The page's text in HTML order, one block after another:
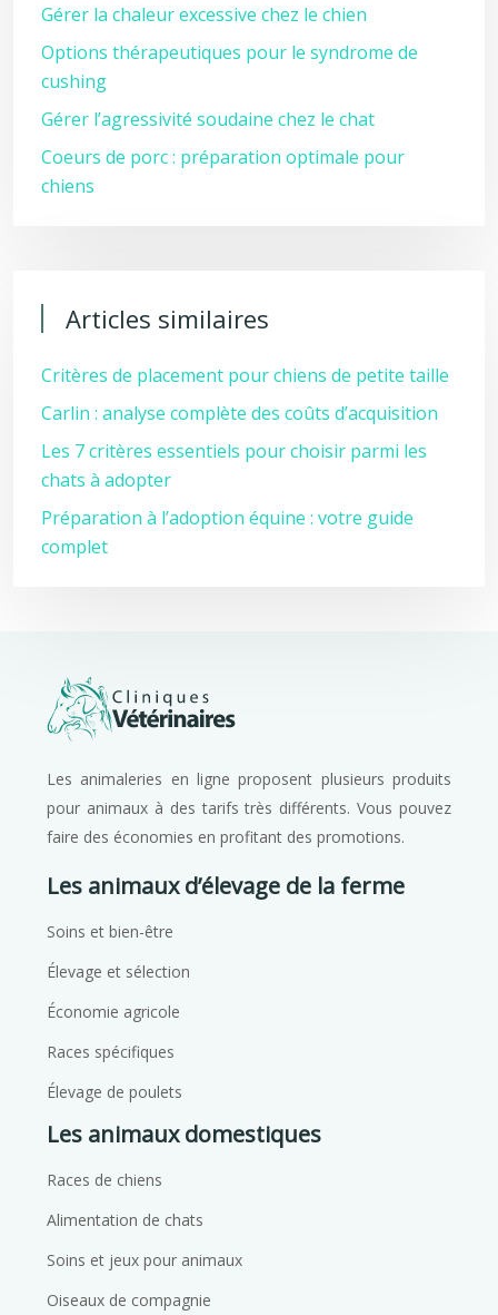
Gérer la chaleur excessive chez le chien
Options thérapeutiques pour le syndrome de
cushing
Gérer l’agressivité soudaine chez le chat
Coeurs de porc : préparation optimale pour
chiens
Articles similaires
Critères de placement pour chiens de petite taille
Carlin : analyse complète des coûts d’acquisition
Les 7 critères essentiels pour choisir parmi les
chats à adopter
Préparation à l’adoption équine : votre guide
complet
Les animaleries en ligne proposent plusieurs produits
pour animaux à des tarifs très différents. Vous pouvez
faire des économies en profitant des promotions.
Les animaux d’élevage de la ferme
Soins et bien-être
Élevage et sélection
Économie agricole
Races spécifiques
Élevage de poulets
Les animaux domestiques
Races de chiens
Alimentation de chats
Soins et jeux pour animaux
Oiseaux de compagnie